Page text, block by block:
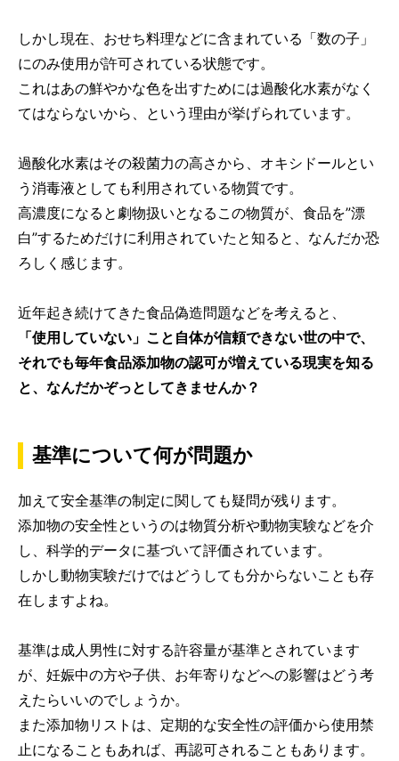
しかし現在、おせち料理などに含まれている「数の子」
にのみ使用が許可されている状態です。
これはあの鮮やかな色を出すためには過酸化水素がなく
てはならないから、という理由が挙げられています。
過酸化水素はその殺菌力の高さから、オキシドールとい
う消毒液としても利用されている物質です。
高濃度になると劇物扱いとなるこの物質が、食品を”漂
白”するためだけに利用されていたと知ると、なんだか恐
ろしく感じます。
近年起き続けてきた食品偽造問題などを考えると、
「使用していない」こと自体が信頼できない世の中で、
それでも毎年食品添加物の認可が増えている現実を知る
と、なんだかぞっとしてきませんか？
基準について何が問題か
加えて安全基準の制定に関しても疑問が残ります。
添加物の安全性というのは物質分析や動物実験などを介
し、科学的データに基づいて評価されています。
しかし動物実験だけではどうしても分からないことも存
在しますよね。
基準は成人男性に対する許容量が基準とされています
が、妊娠中の方や子供、お年寄りなどへの影響はどう考
えたらいいのでしょうか。
また添加物リストは、定期的な安全性の評価から使用禁
止になることもあれば、再認可されることもあります。